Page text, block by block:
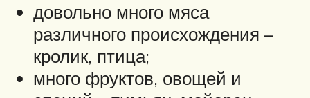
довольно много мяса
различного происхождения –
кролик, птица;
много фруктов, овощей и